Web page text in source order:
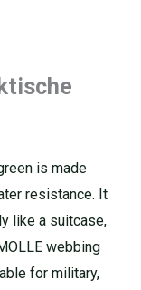
is made
resistance. It
like a suitcase,
webbing
for military,